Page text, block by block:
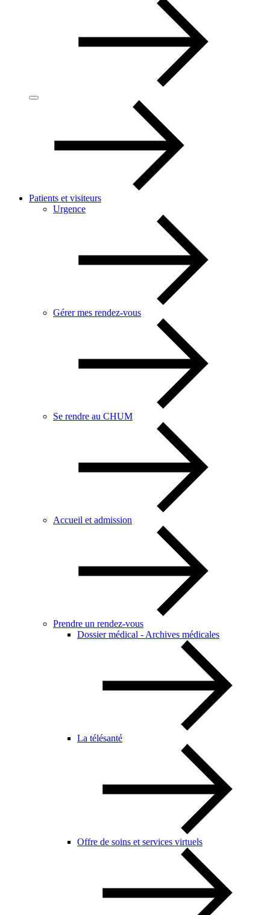
Patients et visiteurs
Urgence
Gérer mes rendez-vous
Se rendre au CHUM
Accueil et admission
Prendre un rendez-vous
Dossier médical - Archives médicales
La télésanté
Offre de soins et services virtuels